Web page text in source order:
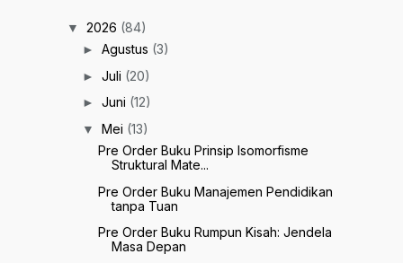
▼ 2026 (84)
► Agustus (3)
► Juli (20)
► Juni (12)
▼ Mei (13)
Pre Order Buku Prinsip Isomorfisme
Struktural Mate...
Pre Order Buku Manajemen Pendidikan
tanpa Tuan
Pre Order Buku Rumpun Kisah: Jendela
Masa Depan